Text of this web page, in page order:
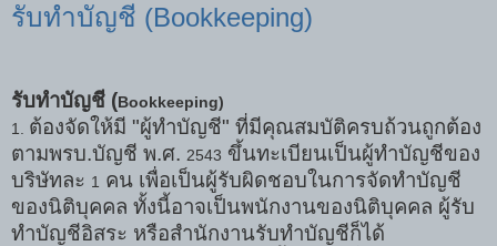
รับทำบัญชี (Bookkeeping)
รับทำบัญชี ( Bookkeeping)
1. ต้องจัดให้มี "ผู้ทำบัญชี" ที่มีคุณสมบัติครบถ้วนถูกต้อง
ตามพรบ.บัญชี พ.ศ. 2543 ขึ้นทะเบียนเป็นผู้ทำบัญชีของ
บริษัทละ 1
คน เพื่อเป็นผู้รับผิดชอบในการจัดทำบัญชี
ของนิติบุคคล ทั้งนี้อาจเป็นพนักงานของนิติบุคคล ผู้รับ
ทำบัญชีอิสระ หรือสำนักงานรับทำบัญชีก็ได้